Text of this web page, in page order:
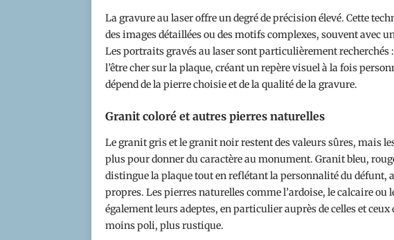
La gravure au laser offre un degré de précision élevé. Cette
des images détaillées ou des motifs complexes, souvent avec
Les portraits gravés au laser sont particulièrement recherchés
l’être cher sur la plaque, créant un repère visuel à la fois
dépend de la pierre choisie et de la qualité de la gravure.
Granit coloré et autres pierres naturelles
Le granit gris et le granit noir restent des valeurs sûres, mais
plus pour donner du caractère au monument. Granit bleu,
distingue la plaque tout en reflétant la personnalité du défunt,
propres. Les pierres naturelles comme l’ardoise, le calcaire ou
également leurs adeptes, en particulier auprès de celles et
moins poli, plus rustique.